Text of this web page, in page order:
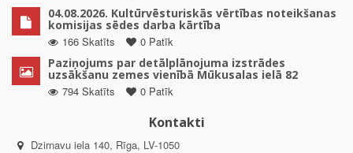
04.08.2026. Kultūrvēsturiskās vērtības noteikšanas
komisijas sēdes darba kārtība
166 Skatīts
0 Patīk
Paziņojums par detālplānojuma izstrādes
uzsākšanu zemes vienībā Mūkusalas ielā 82
794 Skatīts
0 Patīk
Kontakti
Dzirnavu iela 140, Rīga, LV-1050